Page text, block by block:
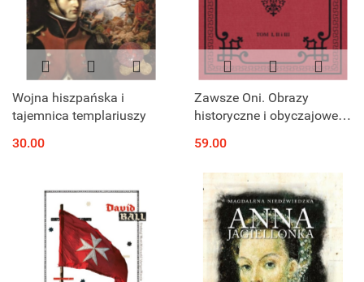
Wojna hiszpańska i
tajemnica templariuszy
30.00
Zawsze Oni. Obrazy
historyczne i obyczajowe z
Legionów. Tom I, II i III
59.00